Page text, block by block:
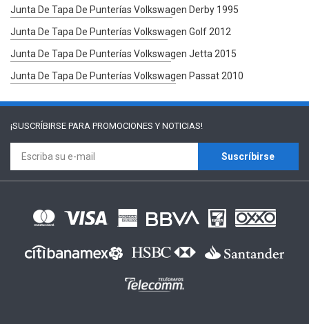
Junta De Tapa De Punterías Volkswagen Derby 1995
Junta De Tapa De Punterías Volkswagen Golf 2012
Junta De Tapa De Punterías Volkswagen Jetta 2015
Junta De Tapa De Punterías Volkswagen Passat 2010
¡SUSCRÍBIRSE PARA PROMOCIONES Y NOTICIAS!
Suscríbirse